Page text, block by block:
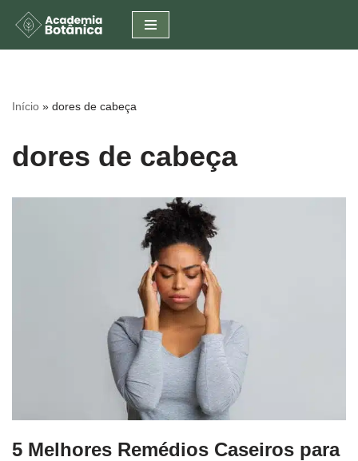
Pular
conteúdo
Início » dores de cabeça
dores de cabeça
5 Melhores Remédios Caseiros para